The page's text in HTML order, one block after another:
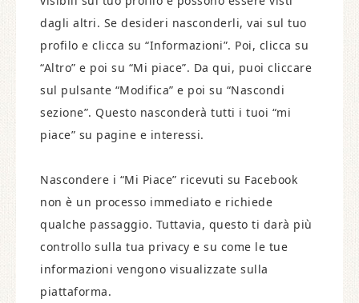
dagli altri. Se desideri nasconderli, vai sul tuo
profilo e clicca su “Informazioni”. Poi, clicca su
“Altro” e poi su “Mi piace”. Da qui, puoi cliccare
sul pulsante “Modifica” e poi su “Nascondi
sezione”. Questo nasconderà tutti i tuoi “mi
piace” su pagine e interessi.
Nascondere i “Mi Piace” ricevuti su Facebook
non è un processo immediato e richiede
qualche passaggio. Tuttavia, questo ti darà più
controllo sulla tua privacy e su come le tue
informazioni vengono visualizzate sulla
piattaforma.